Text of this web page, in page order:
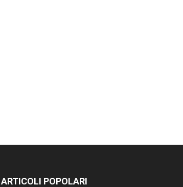
ARTICOLI POPOLARI